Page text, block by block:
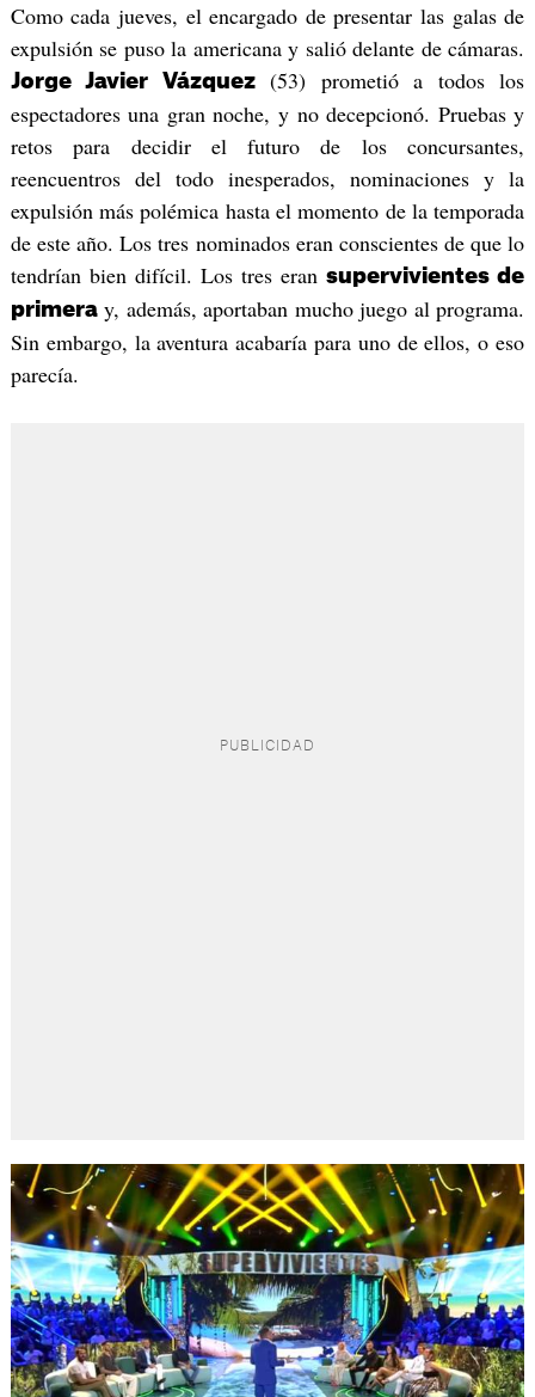
Como cada jueves, el encargado de presentar las galas de
expulsión se puso la americana y salió delante de cámaras.
Jorge Javier Vázquez(53) prometió a todos los
espectadores una gran noche, y no decepcionó. Pruebas y
retos para decidir el futuro de los concursantes,
reencuentros del todo inesperados, nominaciones y la
expulsión más polémica hasta el momento de la temporada
de este año. Los tres nominados eran conscientes de que lo
tendrían bien difícil. Los tres eransupervivientes de
primeray, además, aportaban mucho juego al programa.
Sin embargo, la aventura acabaría para uno de ellos, o eso
parecía.